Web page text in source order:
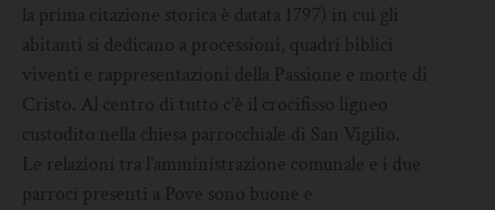
la prima citazione storica è datata 1797) in cui gli
abitanti si dedicano a processioni, quadri biblici
viventi e rappresentazioni della Passione e morte di
Cristo. Al centro di tutto c’è il crocifisso ligneo
custodito nella chiesa parrocchiale di San Vigilio.
Le relazioni tra l’amministrazione comunale e i due
parroci presenti a Pove sono buone e